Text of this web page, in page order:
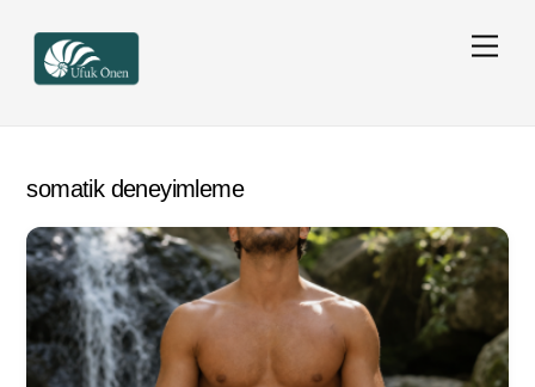
content
somatik deneyimleme